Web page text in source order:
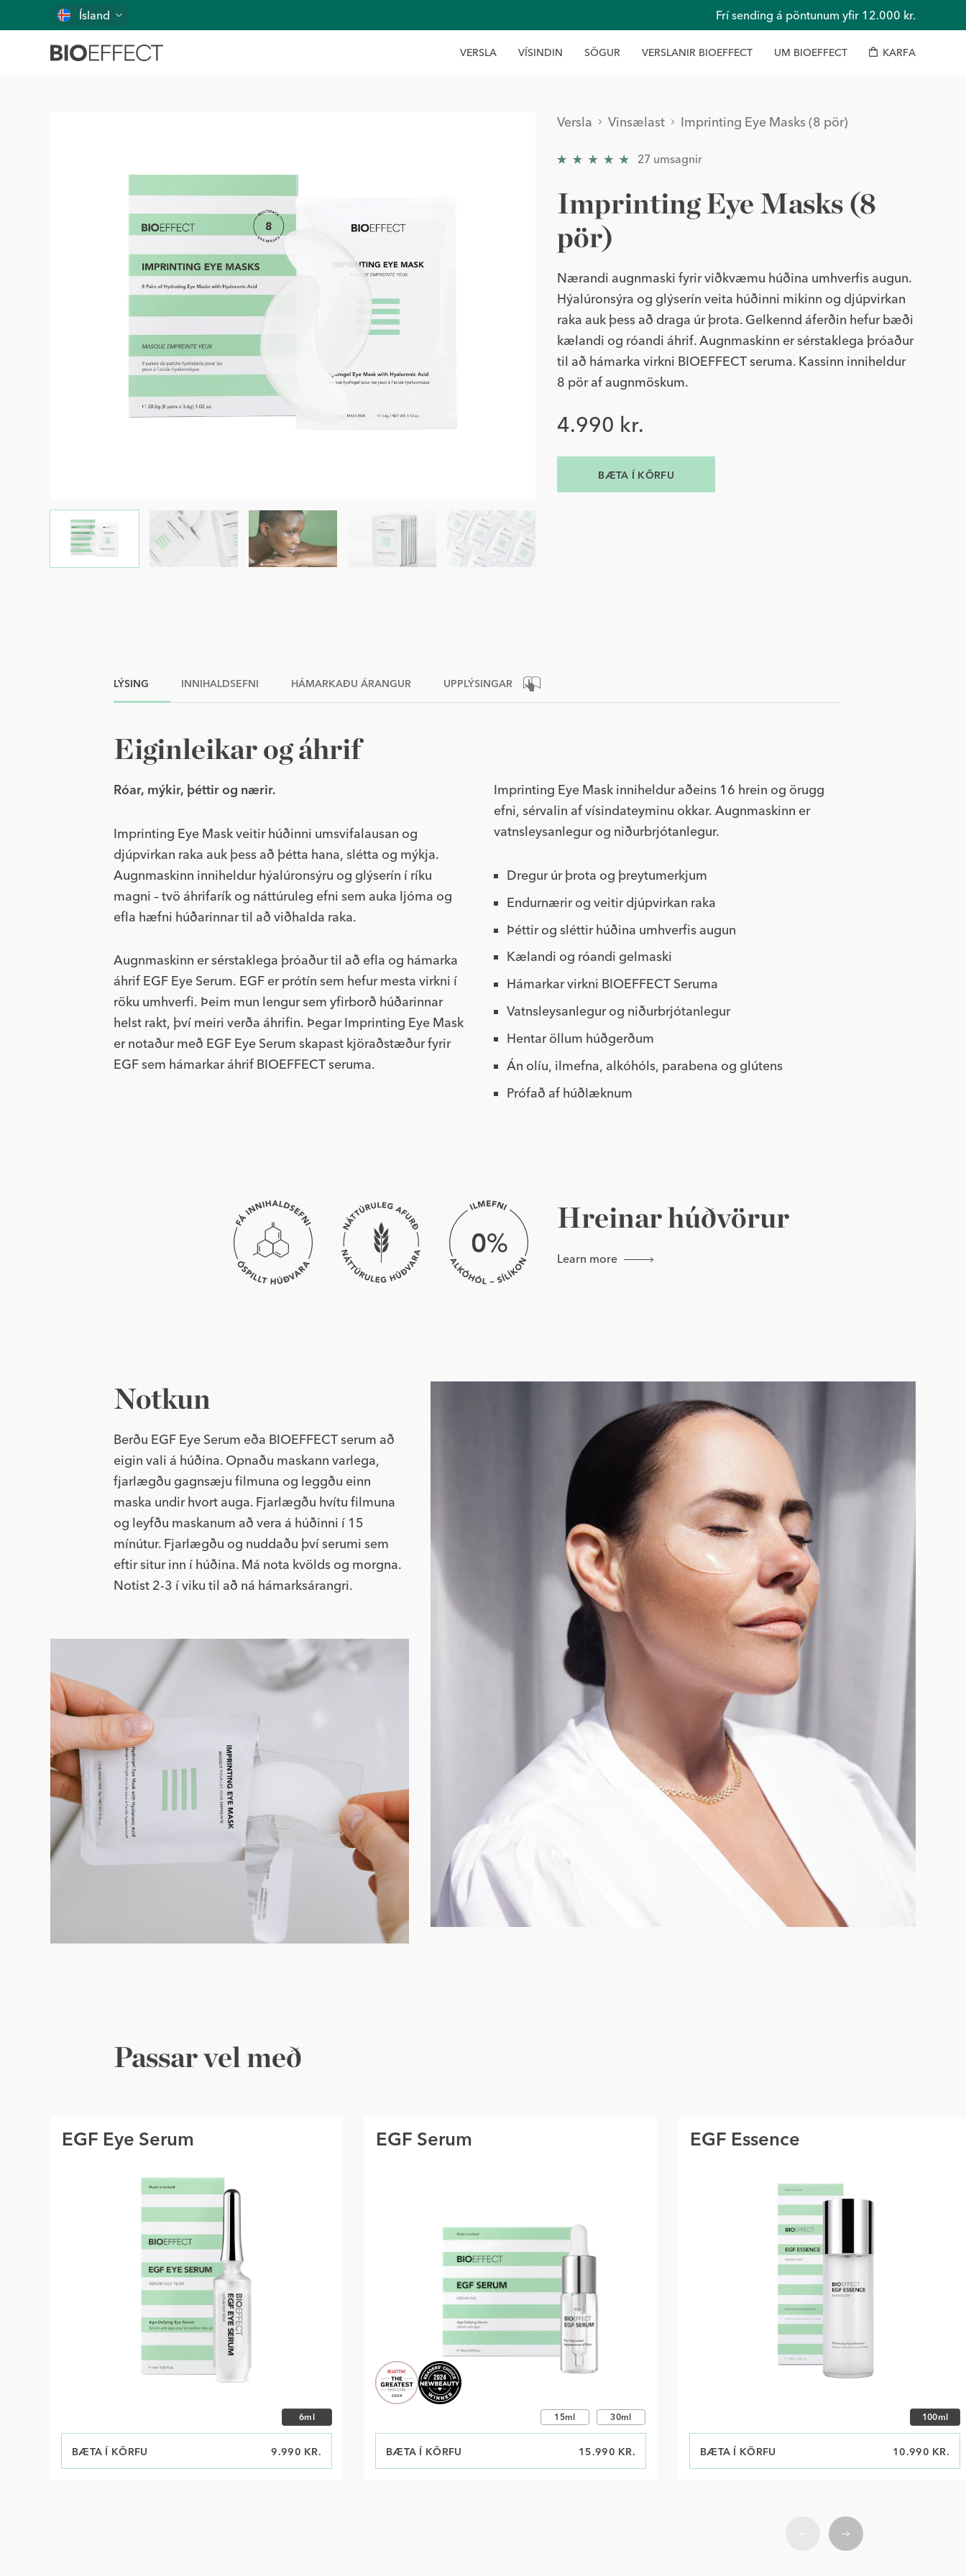
Ísland Frí sending á pöntunum yfir 12.000 kr.
VERSLA VÍSINDIN SÖGUR VERSLANIR BIOEFFECT UM BIOEFFECT KARFA
Versla Vinsælast Imprinting Eye Masks (8 pör)
27 umsagnir
Imprinting Eye Masks (8
pör)
Nærandi augnmaski fyrir viðkvæmu húðina umhverfis augun.
Hýalúronsýra og glýserín veita húðinni mikinn og djúpvirkan
raka auk þess að draga úr þrota. Gelkennd áferðin hefur bæði
kælandi og róandi áhrif. Augnmaskinn er sérstaklega þróaður
til að hámarka virkni BIOEFFECT seruma. Kassinn inniheldur
8 pör af augnmöskum.
Verð
4.990 kr.
BÆTA Í KÖRFU
LÝSING INNIHALDSEFNI HÁMARKAÐU ÁRANGUR UPPLÝSINGAR
Eiginleikar og áhrif
Róar, mýkir, þéttir og nærir.
Imprinting Eye Mask veitir húðinni umsvifalausan og
djúpvirkan raka auk þess að þétta hana, slétta og mýkja.
Augnmaskinn inniheldur hýalúronsýru og glýserín í ríku
magni – tvö áhrifarík og náttúruleg efni sem auka ljóma og
efla hæfni húðarinnar til að viðhalda raka.
Augnmaskinn er sérstaklega þróaður til að efla og hámarka
áhrif EGF Eye Serum. EGF er prótín sem hefur mesta virkni í
röku umhverfi. Þeim mun lengur sem yfirborð húðarinnar
helst rakt, því meiri verða áhrifin. Þegar Imprinting Eye Mask
er notaður með EGF Eye Serum skapast kjöraðstæður fyrir
EGF sem hámarkar áhrif BIOEFFECT seruma.
Imprinting Eye Mask inniheldur aðeins 16 hrein og örugg
efni, sérvalin af vísindateyminu okkar. Augnmaskinn er
vatnsleysanlegur og niðurbrjótanlegur.
Dregur úr þrota og þreytumerkjum
Endurnærir og veitir djúpvirkan raka
Þéttir og sléttir húðina umhverfis augun
Kælandi og róandi gelmaski
Hámarkar virkni BIOEFFECT Seruma
Vatnsleysanlegur og niðurbrjótanlegur
Hentar öllum húðgerðum
Án olíu, ilmefna, alkóhóls, parabena og glútens
Prófað af húðlæknum
Hreinar húðvörur
Learn more
Notkun
Berðu EGF Eye Serum eða BIOEFFECT serum að
eigin vali á húðina. Opnaðu maskann varlega,
fjarlægðu gagnsæju filmuna og leggðu einn
maska undir hvort auga. Fjarlægðu hvítu filmuna
og leyfðu maskanum að vera á húðinni í 15
mínútur. Fjarlægðu og nuddaðu því serumi sem
eftir situr inn í húðina. Má nota kvölds og morgna.
Notist 2-3 í viku til að ná hámarksárangri.
Passar vel með
EGF Eye Serum
Veldu stærð
6ml
BÆTA Í KÖRFU
VERÐ 9.990 KR.
EGF Serum
Veldu stærð
15ml 30ml
BÆTA Í KÖRFU
VERÐ 15.990 KR.
EGF Essence
Veldu
100ml
BÆTA Í KÖRFU
VERÐ 10.990 KR.
Næst